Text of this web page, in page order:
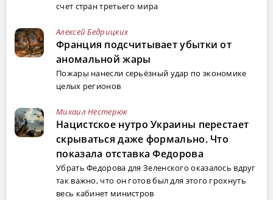
счет стран третьего мира
Алексей Бедрицких
Франция подсчитывает убытки от
аномальной жары
Пожары нанесли серьёзный удар по экономике
целых регионов
Михаил Нестерюк
Нацистское нутро Украины перестает
скрываться даже формально. Что
показала отставка Федорова
Убрать Федорова для Зеленского оказалось вдруг
так важно, что он готов был для этого грохнуть
весь кабинет министров